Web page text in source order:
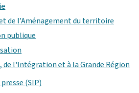
de l’Aménagement du territoire
publique
de l'Intégration et à la Grande Région
(SIP)